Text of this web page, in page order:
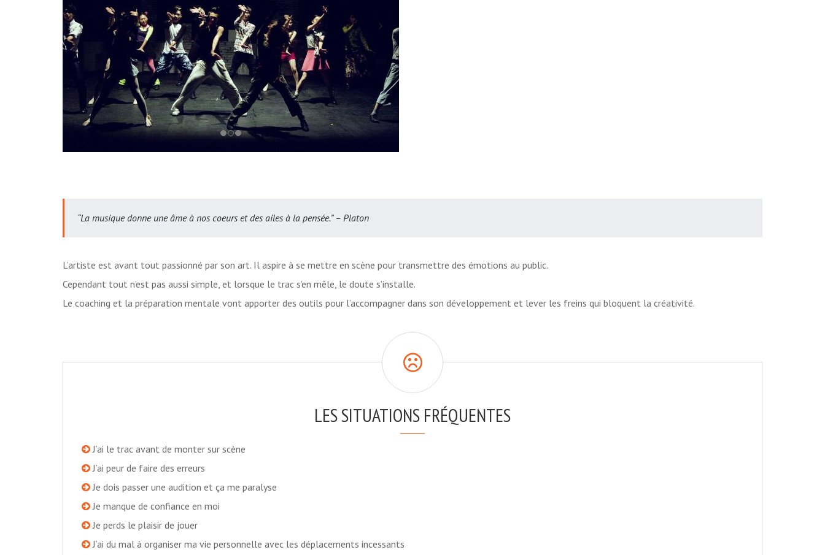
“La musique donne une âme à nos coeurs et des ailes à la pensée.” – Platon
L’artiste est avant tout passionné par son art. Il aspire à se mettre en scène pour transmettre des émotions au public.
Cependant tout n’est pas aussi simple, et lorsque le trac s’en mêle, le doute s’installe.
Le coaching et la préparation mentale vont apporter des outils pour l’accompagner dans son développement et lever les freins qui bloquent la créativité.
LES SITUATIONS FRÉQUENTES
J’ai le trac avant de monter sur scène
J’ai peur de faire des erreurs
Je dois passer une audition et ça me paralyse
Je manque de confiance en moi
Je perds le plaisir de jouer
J’ai du mal à organiser ma vie personnelle avec les déplacements incessants